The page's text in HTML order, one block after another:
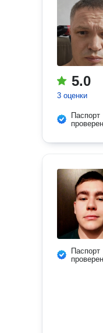
5.0
3 оценки
Паспорт
проверен
Паспорт
проверен